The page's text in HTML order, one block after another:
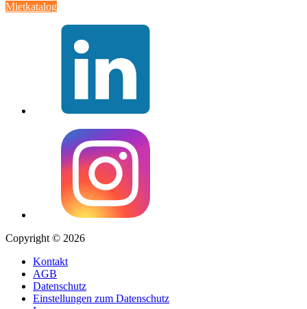
Mietkatalog
Copyright © 2026
Kontakt
AGB
Datenschutz
Einstellungen zum Datenschutz